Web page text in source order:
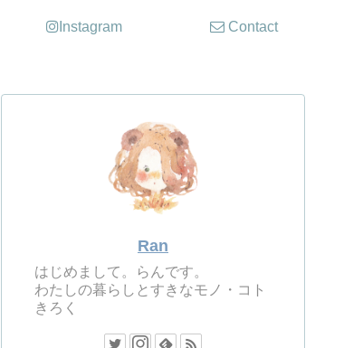
Instagram Contact
Ran
はじめまして。らんです。
わたしの暮らしとすきなモノ・コト
きろく